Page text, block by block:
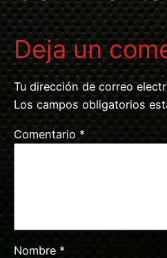
Deja un
Tu dirección de correo
Los campos obligatorios
Comentario *
Nombre *